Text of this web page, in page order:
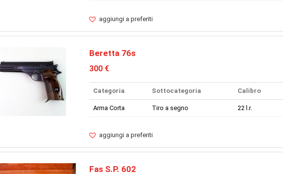
aggiungi a preferiti
Beretta 76s
300 €
Categoria Sottocategoria Calibro
Arma Corta Tiro a segno 22 l.r.
aggiungi a preferiti
Fas S.P. 602